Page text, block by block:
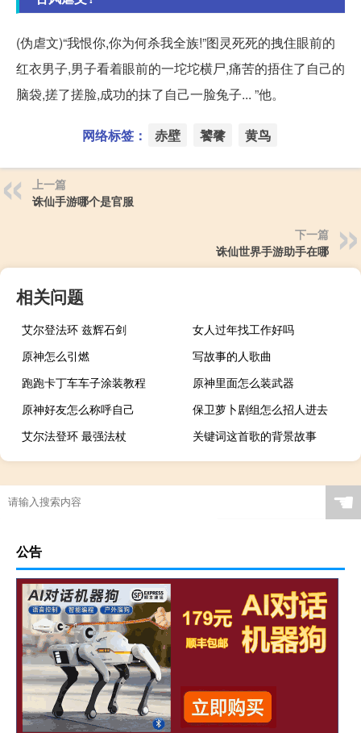
(伪虐文)“我恨你,你为何杀我全族!”图灵死死的拽住眼前的
红衣男子,男子看着眼前的一坨坨横尸,痛苦的捂住了自己的
脑袋,搓了搓脸,成功的抹了自己一脸兔子... ”他。
网络标签： 赤壁 饕餮 黄鸟
上一篇
诛仙手游哪个是官服
下一篇
诛仙世界手游助手在哪
相关问题
艾尔登法环 兹辉石剑
女人过年找工作好吗
原神怎么引燃
写故事的人歌曲
跑跑卡丁车车子涂装教程
原神里面怎么装武器
原神好友怎么称呼自己
保卫萝卜剧组怎么招人进去
艾尔法登环 最强法杖
关键词这首歌的背景故事
☚
公告